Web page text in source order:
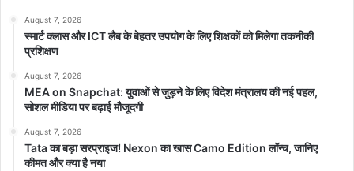
August 7, 2026
स्मार्ट क्लास और ICT लैब के बेहतर उपयोग के लिए शिक्षकों को मिलेगा तकनीकी
प्रशिक्षण
August 7, 2026
MEA on Snapchat: युवाओं से जुड़ने के लिए विदेश मंत्रालय की नई पहल,
सोशल मीडिया पर बढ़ाई मौजूदगी
August 7, 2026
Tata का बड़ा सरप्राइज! Nexon का खास Camo Edition लॉन्च, जानिए
कीमत और क्या है नया